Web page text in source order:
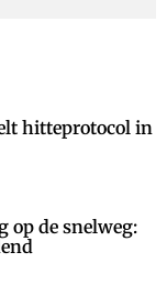
hitteprotocol in
op de snelweg: